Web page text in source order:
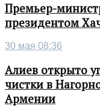
Премьер-
президентом
30 мая 08:36
Алиев открыто
чистки в
Армении